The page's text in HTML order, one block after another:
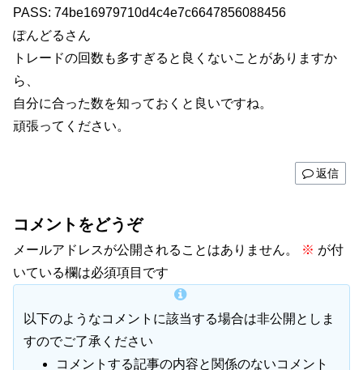
PASS: 74be16979710d4c4e7c6647856088456
ぽんどるさん
トレードの回数も多すぎると良くないことがありますか
ら、
自分に合った数を知っておくと良いですね。
頑張ってください。
返信
コメントをどうぞ
メールアドレスが公開されることはありません。 ※ が付
いている欄は必須項目です
以下のようなコメントに該当する場合は非公開としま
すのでご了承ください
コメントする記事の内容と関係のないコメント